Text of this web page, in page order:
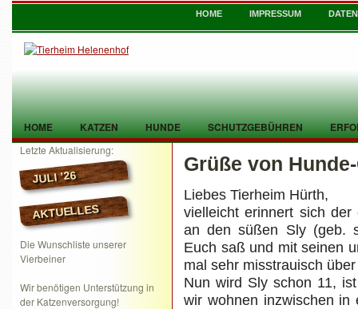
HOME IMPRESSUM
HOME KATZEN HUNDE SCHUTZGEBÜHREN
TIER GEFUNDEN KONTAKT
Letzte Aktualisierung:
JULI ’26
AKTUELLES
Die Wunschliste unserer
Vierbeiner
Wir benötigen Unterstützung in
der Katzenversorgung!
Grüße von
Liebes Tierheim Hürth,
vielleicht erinnert sich
an den süßen Sly (geb.
Euch saß und mit seinen
mal sehr misstrauisch
Nun wird Sly schon 11,
wir wohnen inzwischen